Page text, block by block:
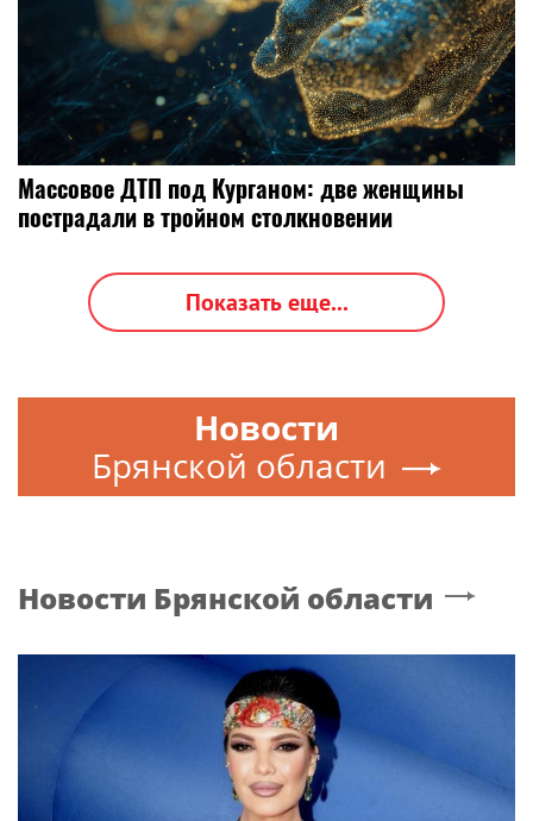
Массовое ДТП под Курганом: две женщины
пострадали в тройном столкновении
Показать еще...
Новости
Брянской области
Новости Брянской области